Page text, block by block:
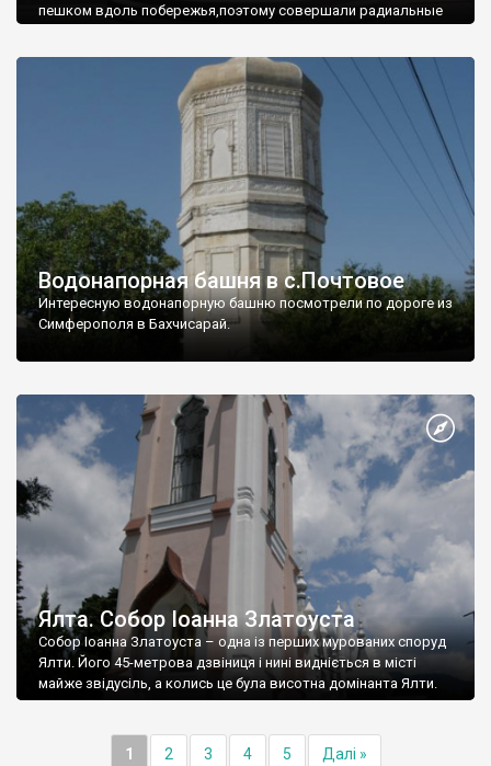
пешком вдоль побережья,поэтому совершали радиальные
Водонапорная башня в с.Почтовое
Интересную водонапорную башню посмотрели по дороге из
Симферополя в Бахчисарай.
Ялта. Собор Іоанна Златоуста
Собор Іоанна Златоуста – одна із перших мурованих споруд
Ялти. Його 45-метрова дзвіниця і нині видніється в місті
майже звідусіль, а колись це була висотна домінанта Ялти.
1 2 3 4 5 Далі »